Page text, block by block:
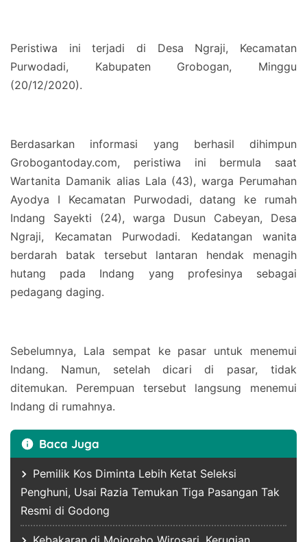
Peristiwa ini terjadi di Desa Ngraji, Kecamatan
Purwodadi, Kabupaten Grobogan, Minggu
(20/12/2020).
Berdasarkan informasi yang berhasil dihimpun
Grobogantoday.com, peristiwa ini bermula saat
Wartanita Damanik alias Lala (43), warga Perumahan
Ayodya I Kecamatan Purwodadi, datang ke rumah
Indang Sayekti (24), warga Dusun Cabeyan, Desa
Ngraji, Kecamatan Purwodadi. Kedatangan wanita
berdarah batak tersebut lantaran hendak menagih
hutang pada Indang yang profesinya sebagai
pedagang daging.
Sebelumnya, Lala sempat ke pasar untuk menemui
Indang. Namun, setelah dicari di pasar, tidak
ditemukan. Perempuan tersebut langsung menemui
Indang di rumahnya.
Baca Juga
Pemilik Kos Diminta Lebih Ketat Seleksi
Penghuni, Usai Razia Temukan Tiga Pasangan Tak
Resmi di Godong